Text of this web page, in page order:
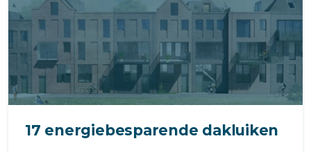
17 energiebesparende dakluiken